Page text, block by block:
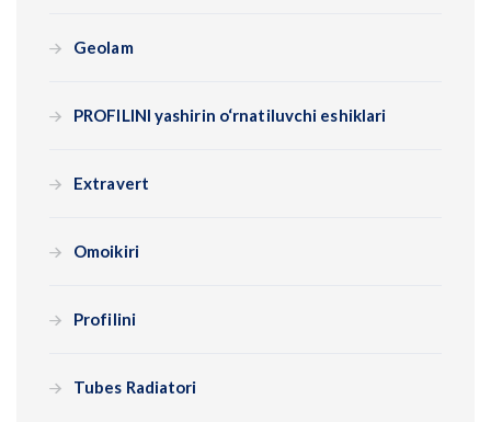
Geolam
PROFILINI yashirin o‘rnatiluvchi eshiklari
Extravert
Omoikiri
Profilini
Tubes Radiatori